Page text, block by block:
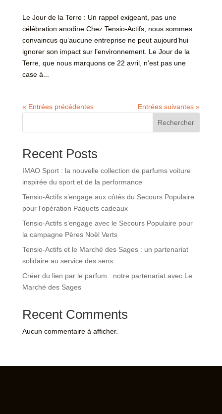
Le Jour de la Terre : Un rappel exigeant, pas une
célébration anodine Chez Tensio-Actifs, nous sommes
convaincus qu’aucune entreprise ne peut aujourd’hui
ignorer son impact sur l’environnement. Le Jour de la
Terre, que nous marquons ce 22 avril, n’est pas une
case à...
« Entrées précédentes
Entrées suivantes »
Rechercher
Recent Posts
IMAO Sport : la nouvelle collection de parfums voiture
inspirée du sport et de la performance
Tensio-Actifs s’engage aux côtés du Secours Populaire
pour l’opération Paquets cadeaux
Tensio-Actifs s’engage avec le Secours Populaire pour
la campagne Pères Noël Verts
Tensio-Actifs et le Marché des Sages : un partenariat
solidaire au service des sens
Créer du lien par le parfum : notre partenariat avec Le
Marché des Sages
Recent Comments
Aucun commentaire à afficher.